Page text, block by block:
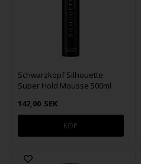
Schwarzkopf Silhouette
Super Hold Mousse 500ml
142,00 SEK